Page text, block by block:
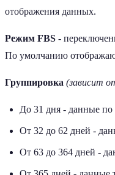
отображения данных.
Режим FBS -
По умолчанию
Группировка (зависит
До 31 дня - данные по
От 32 до 62 дней -
От 63 до 364 дней -